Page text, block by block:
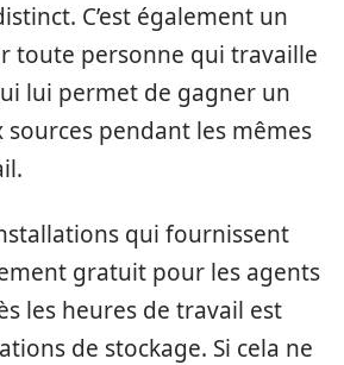
C’est également un
toute personne qui travaille
lui permet de gagner un
pendant les mêmes
qui fournissent
gratuit pour les agents
les heures de travail est
de stockage. Si cela ne